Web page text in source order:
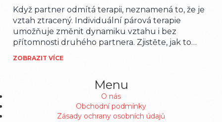
Když partner odmítá terapii, neznamená to, že je
vztah ztracený. Individuální párová terapie
umožňuje změnit dynamiku vztahu i bez
přítomnosti druhého partnera. Zjistěte, jak to
funguje a proč to může vést k opravdové změně.
ZOBRAZIT VÍCE
Menu
O nás
Obchodní podmínky
Zásady ochrany osobních údajů